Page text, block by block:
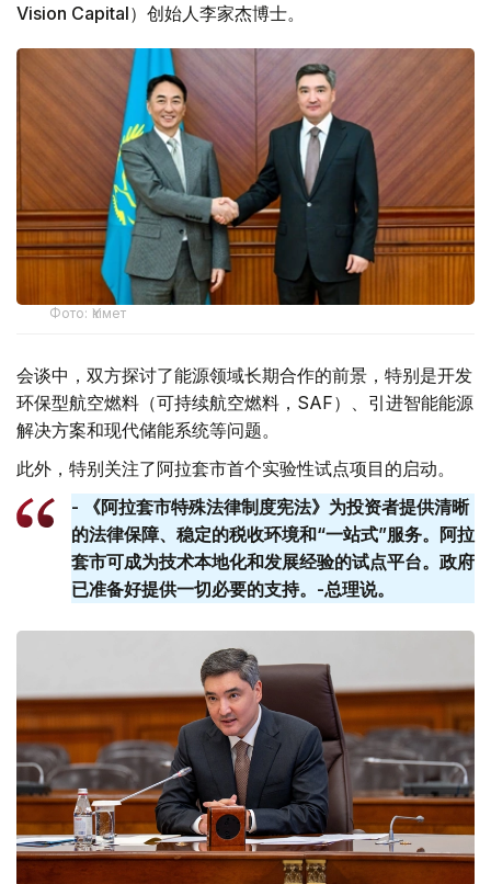
Vision Capital）创始人李家杰博士。
Фото: Үкімет
会谈中，双方探讨了能源领域长期合作的前景，特别是开发
环保型航空燃料（可持续航空燃料，SAF）、引进智能能源
解决方案和现代储能系统等问题。
此外，特别关注了阿拉套市首个实验性试点项目的启动。
- 《阿拉套市特殊法律制度宪法》为投资者提供清晰
的法律保障、稳定的税收环境和“一站式”服务。阿拉
套​​市可成为技术本地化和发展经验的试点平台。政府
已准备好提供一切必要的支持。-总理说。